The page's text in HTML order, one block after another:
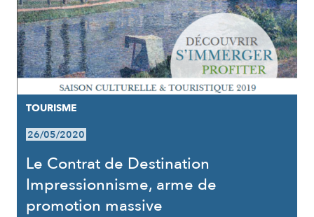
TOURISME
26/05/2020
Le Contrat de Destination
Impressionnisme, arme de
promotion massive